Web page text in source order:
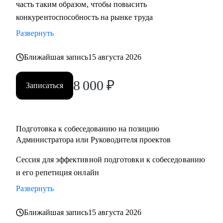
часть таким образом, чтобы повысить
конкурентоспособность на рынке труда
Развернуть
Ближайшая запись15 августа 2026
Записаться 8 000 ₽
Подготовка к собеседованию на позицию
Администратора или Руководителя проектов
Сессия для эффективной подготовки к собеседованию
и его репетиция онлайн
Развернуть
Ближайшая запись15 августа 2026